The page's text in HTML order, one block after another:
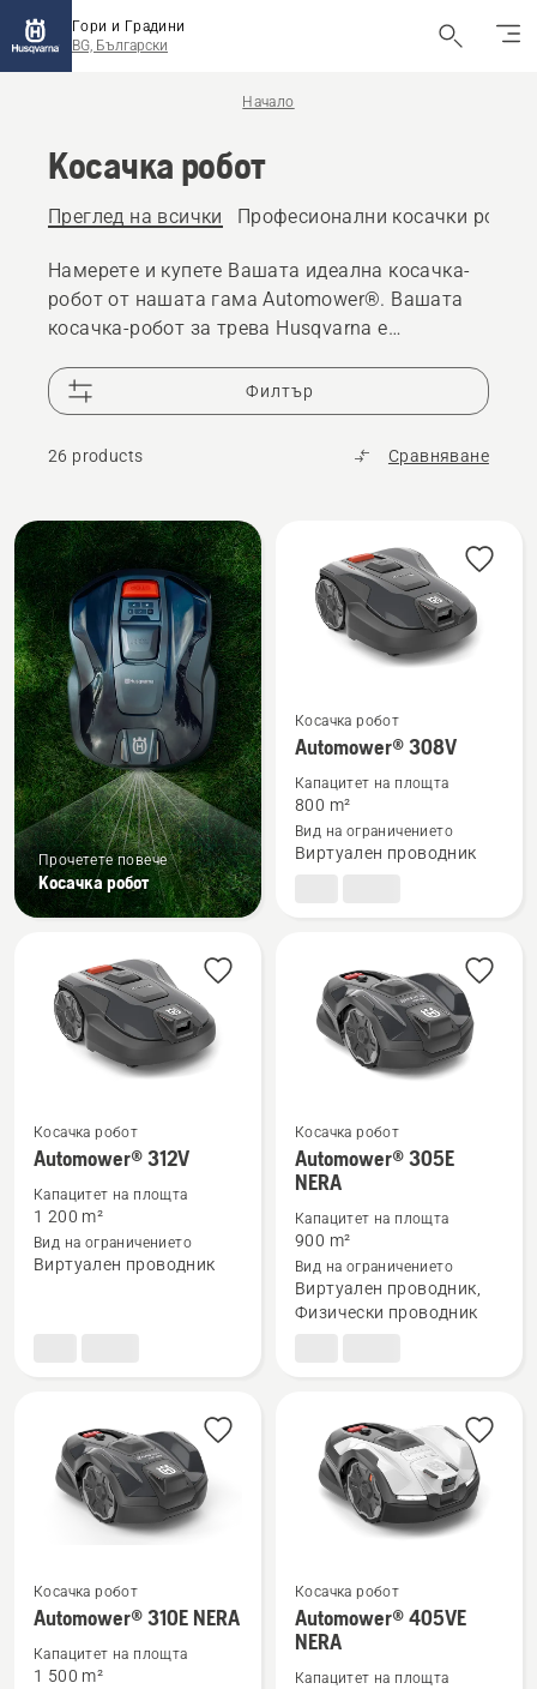
Гори и Градини
BG, Български
Начало
Косачка робот
Преглед на всички Професионални косачки
Намерете и купете Вашата идеална косачка-
робот от нашата гама Automower®. Вашата
косачка-робот за трева Husqvarna е
продължение на години. Можете да разчитате
на предлагане в продължение на повече от 10
години на части за косачки-роботи за трева и
25 000 търговци по целия свят, ако се
Филтър
26 products Сравняване
All
products
Прочетете повече
Косачка робот
Вижте
повече
подробности
за
Automower®
Косачка робот
Automower® 308V
Капацитет на площта
800 m²
Вид на ограничението
Виртуален проводник
Вижте
повече
подробности
за
Косачка робот
Automower® 312V
Капацитет на площта
1 200 m²
Вид на ограничението
Виртуален проводник
Вижте
повече
подробности
Automower®
305E
Косачка робот
Automower® 305E
NERA
Капацитет на площта
900 m²
Вид на ограничението
Виртуален проводник,
Физически проводник
Вижте
повече
подробности
Косачка робот
Automower® 310E NERA
Капацитет на площта
1 500 m²
Вижте
повече
подробности
Косачка робот
Automower® 405VE
NERA
Капацитет на площта